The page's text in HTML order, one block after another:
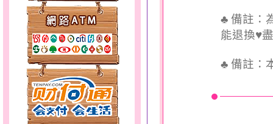
天真Rody～金銀鋼套鍊
♣ 備註：
能退換♥
♣ 備註：